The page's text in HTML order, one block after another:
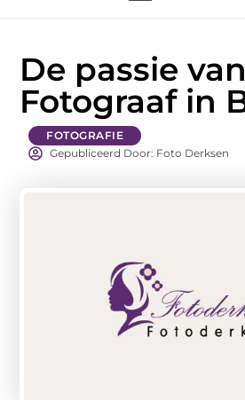
De passie van
Fotograaf in
FOTOGRAFIE
Gepubliceerd Door: Foto Derksen